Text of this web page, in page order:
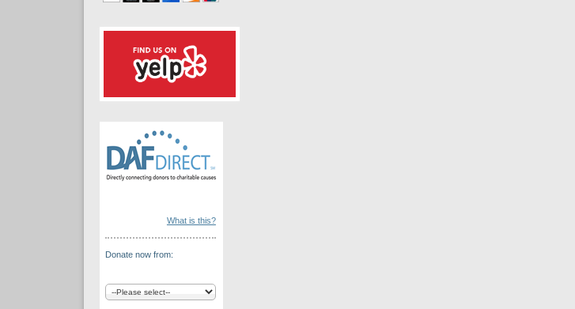
What is this?
Donate now from: